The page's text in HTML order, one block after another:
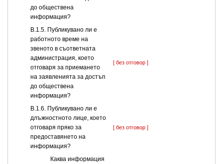
до обществена
информация?
В.1.5. Публикувано ли е
работното време на
звеното в съответната
администрация, което
отговаря за приемането
на заявленията за достъп
до обществена
информация?
[ без отговор ]
В.1.6. Публикувано ли е
длъжностното лице, което
отговаря пряко за
предоставянето на
информация?
[ без отговор ]
Каква информация